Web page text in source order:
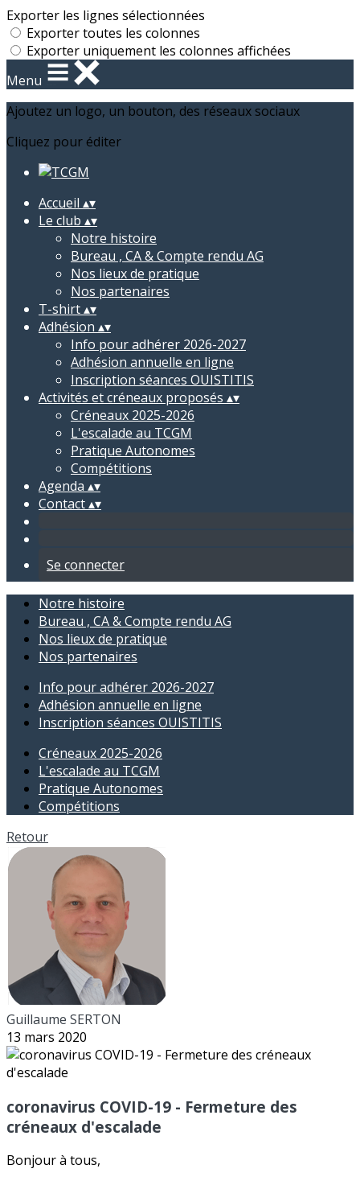
Exporter les lignes sélectionnées
Exporter toutes les colonnes
Exporter uniquement les colonnes affichées
Menu
Ajoutez un logo, un bouton, des réseaux sociaux
Cliquez pour éditer
Accueil ▴▾
Le club ▴▾
Notre histoire
Bureau , CA & Compte rendu AG
Nos lieux de pratique
Nos partenaires
T-shirt▴▾
Adhésion ▴▾
Info pour adhérer 2026-2027
Adhésion annuelle en ligne
Inscription séances OUISTITIS
Activités et créneaux proposés ▴▾
Créneaux 2025-2026
L'escalade au TCGM
Pratique Autonomes
Compétitions
Agenda ▴▾
Contact▴▾
Se connecter
Notre histoire
Bureau , CA & Compte rendu AG
Nos lieux de pratique
Nos partenaires
Info pour adhérer 2026-2027
Adhésion annuelle en ligne
Inscription séances OUISTITIS
Créneaux 2025-2026
L'escalade au TCGM
Pratique Autonomes
Compétitions
Retour
Guillaume SERTON
13 mars 2020
coronavirus COVID-19 - Fermeture des
créneaux d'escalade
Bonjour à tous,